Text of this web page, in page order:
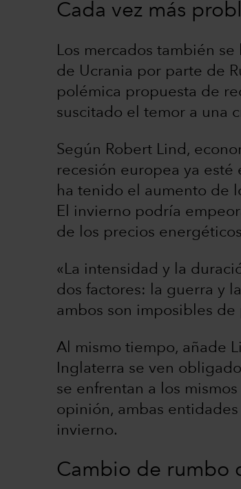
Cada vez más
Los mercados también
de Ucrania por parte de
polémica propuesta de
suscitado el temor a una
Según Robert Lind,
recesión europea ya esté
ha tenido el aumento de
El invierno podría
de los precios
«La intensidad y la
dos factores: la guerra y
ambos son imposibles de
Al mismo tiempo, añade
Inglaterra se ven
se enfrentan a los
opinión, ambas
invierno.
Cambio de rumbo